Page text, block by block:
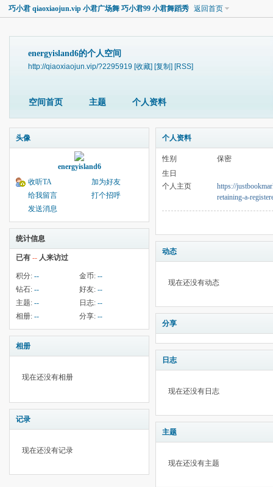
巧小君 qiaoxiaojun.vip 小君广场舞 巧小君99 小君舞蹈秀 返回首页
energyisland6的个人空间
http://qiaoxiaojun.vip/?2295919 [收藏] [复制] [RSS]
空间首页 主题 个人资料
头像
energyisland6
收听TA
加为好友
给我留言
打个招呼
发送消息
统计信息
已有 -- 人来访过
积分: -- 金币: --
钻石: -- 好友: --
主题: -- 日志: --
相册: -- 分享: --
相册
现在还没有相册
记录
现在还没有记录
个人资料
性别
保密
生日
个人主页
https://
retaining-a-
动态
现在还没有动态
分享
日志
现在还没有日志
主题
现在还没有主题